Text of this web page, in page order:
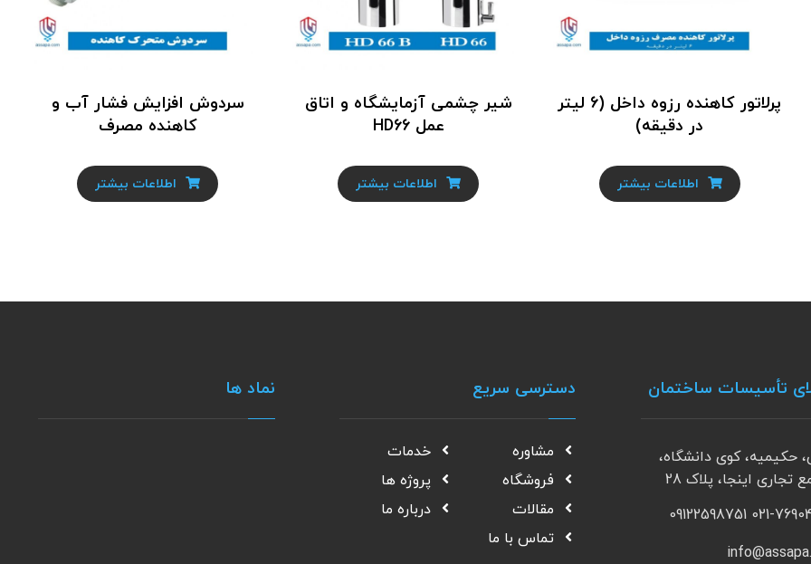
پرلاتور کاهنده رزوه داخل (6 لیتر
در دقیقه)
اطلاعات بیشتر
شیر چشمی آزمایشگاه و اتاق
عمل HD66
اطلاعات بیشتر
سردوش افزایش فشار آب و
کاهنده مصرف
اطلاعات بیشتر
تأسیسات ساختمان
حکیمیه، کوی دانشگاه،
تجاری اینجا، پلاک 28
021-76904804
دسترسی سریع
مشاوره
خدمات
فروشگاه
پروژه ها
مقالات
درباره ما
تماس با ما
نماد ها